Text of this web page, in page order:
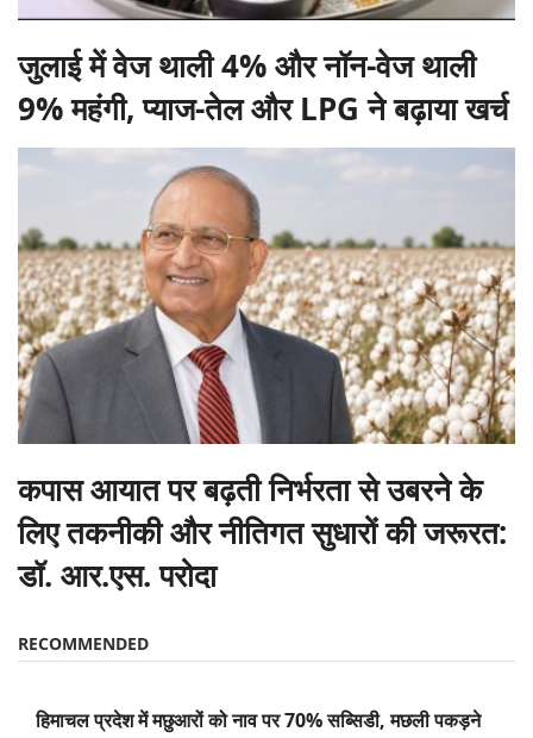
जुलाई में वेज थाली 4% और नॉन-वेज थाली
9% महंगी, प्याज-तेल और LPG ने बढ़ाया खर्च
कपास आयात पर बढ़ती निर्भरता से उबरने के
लिए तकनीकी और नीतिगत सुधारों की जरूरत:
डॉ. आर.एस. परोदा
RECOMMENDED
हिमाचल प्रदेश में मछुआरों को नाव पर 70% सब्सिडी, मछली पकड़ने